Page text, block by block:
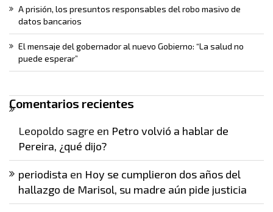
A prisión, los presuntos responsables del robo masivo de
datos bancarios
El mensaje del gobernador al nuevo Gobierno: “La salud no
puede esperar”
Comentarios recientes
Leopoldo sagre en Petro volvió a hablar de
Pereira, ¿qué dijo?
periodista en Hoy se cumplieron dos años del
hallazgo de Marisol, su madre aún pide justicia